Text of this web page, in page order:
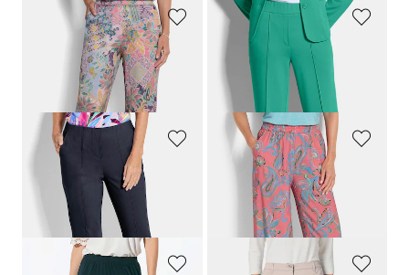
Weite Hose VERA aus Viskose-Satin
159,00 CHF179,00 CHF
Jersey-Hose VERA mit Biesen
139,00 CHF
159,00 CHF
GOLDNER
7/8-Bengalinhose BELLA mit Biesen
139,00 CHF
179,00 CHF
GOLDNER
Hose VERA aus reiner Viskose
139,00 CHF159,00 CHF